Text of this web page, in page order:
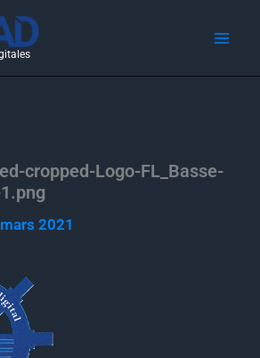
cropped-Logo-FL_Basse-
2021